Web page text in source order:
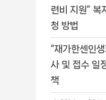
련비 지원” 복
청 방법
“재가한센인
사 및 접수 일
책